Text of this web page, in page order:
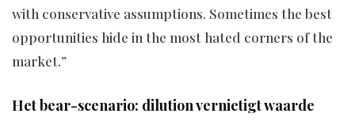
with conservative assumptions. Sometimes the best
opportunities hide in the most hated corners of the
market.”
Het bear-scenario: dilution vernietigt waarde